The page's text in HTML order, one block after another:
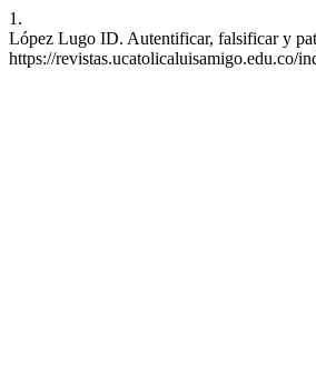
1.
López Lugo ID. Autentificar, falsificar y
https://revistas.ucatolicaluisamigo.edu.co/